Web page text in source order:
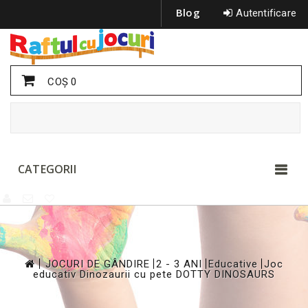
Autentificare
Blog
COŞ0
CATEGORII
>
JOCURI DE GÂNDIRE 2 - 3 ANI Educative Joc
educativ Dinozaurii cu pete DOTTY DINOSAURS